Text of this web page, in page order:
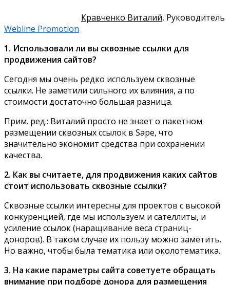
Кравченко Виталий, Руководитель
Webline Promotion
1. Использовали ли вы сквозные ссылки для
продвижения сайтов?
Сегодня мы очень редко используем сквозные
ссылки. Не заметили сильного их влияния, а по
стоимости достаточно большая разница.
Прим. ред.: Виталий просто не знает о пакетном
размещении сквозных ссылок в Sape, что
значительно экономит средства при сохранении
качества.
2. Как вы считаете, для продвижения каких сайтов
стоит использовать сквозные ссылки?
Сквозные ссылки интересны для проектов с высокой
конкуренцией, где мы используем и сателлиты, и
усиление ссылок (наращивание веса страниц-
доноров). В таком случае их пользу можно заметить.
Но важно, чтобы была тематика или околотематика.
3. На какие параметры сайта советуете обращать
внимание при подборе донора для размещения